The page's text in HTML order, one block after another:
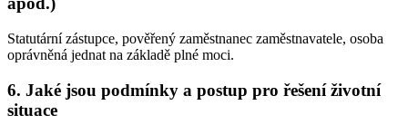
Statutární zástupce, pověřený zaměstnanec zaměstnavatele, osoba
oprávněná jednat na základě plné moci.
6. Jaké jsou podmínky a postup pro řešení životní
situace